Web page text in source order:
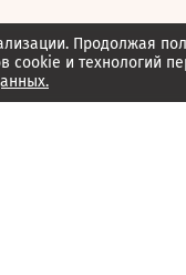
Продолжая
cookie и технологий